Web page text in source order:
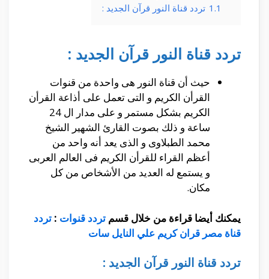
1.1 تردد قناة النور قرآن الجديد :
تردد قناة النور قرآن الجديد :
حيث أن قناة النور هى واحدة من قنوات
القرأن الكريم و التى تعمل على أذاعة القرأن
الكريم بشكل مستمر و على مدار ال 24
ساعة و ذلك بصوت القارئ الشهير الشيخ
محمد الطبلاوى و الذى يعد أنه واحد من
أعظم القراء للقرأن الكريم فى العالم العربى
و يستمع له العديد من الأشخاص من كل
مكان.
يمكنك أيضا قراءة من خلال قسم تردد قنوات : تردد
قناة مصر قران كريم علي النايل سات
تردد قناة النور قرآن الجديد :